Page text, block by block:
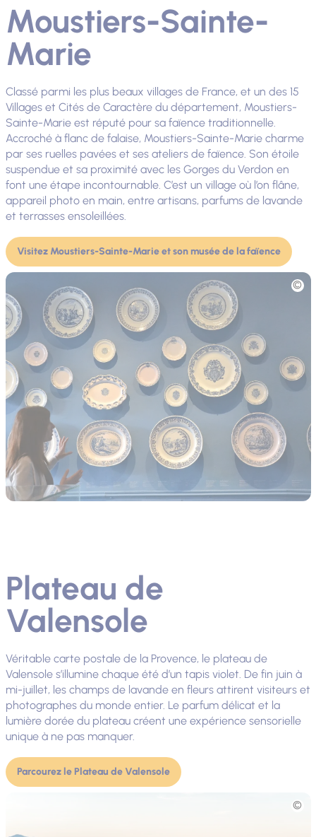
Photo
Moustiers-Sainte-
Marie
Classé parmi les plus beaux villages de France, et un des 15
Villages et Cités de Caractère du département, Moustiers-
Sainte-Marie est réputé pour sa faïence traditionnelle.
Accroché à flanc de falaise, Moustiers-Sainte-Marie charme
par ses ruelles pavées et ses ateliers de faïence. Son étoile
suspendue et sa proximité avec les Gorges du Verdon en
font une étape incontournable. C’est un village où l’on flâne,
appareil photo en main, entre artisans, parfums de lavande
et terrasses ensoleillées.
Visitez Moustiers-Sainte-Marie et son musée de la faïence
Plateau de
Valensole
Véritable carte postale de la Provence, le plateau de
Valensole s’illumine chaque été d’un tapis violet. De fin juin à
mi-juillet, les champs de lavande en fleurs attirent visiteurs et
photographes du monde entier. Le parfum délicat et la
lumière dorée du plateau créent une expérience sensorielle
unique à ne pas manquer.
Parcourez le Plateau de Valensole